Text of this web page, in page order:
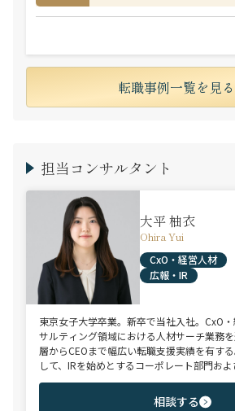
転職事例一覧を見る
担当コンサルタント
大平 柚衣
Ohira Yui
CxO・経営人材
広報・IR
東京女子大学卒業。新卒で当社入社。CxO
サルティング領域における人材サーチ業務
層からCEOまで幅広い転職支援実績を有す
して、IRを始めとするコーポレート部門お
ファーム領域を中心に担当。未経験・ポテ
ル・ハイクラス層まで、年代・職階を問わ
相談する